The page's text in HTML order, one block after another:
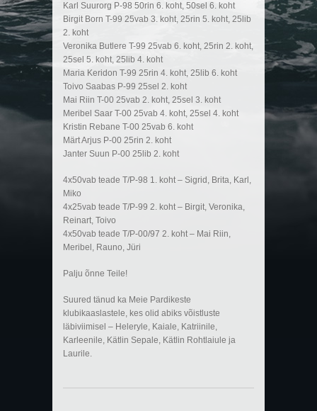
Karl Suurorg P-98 50rin 6. koht, 50sel 6. koht
Birgit Born T-99 25vab 3. koht, 25rin 5. koht, 25lib
2. koht
Veronika Butlere T-99 25vab 6. koht, 25rin 2. koht,
25sel 5. koht, 25lib 4. koht
Maria Keridon T-99 25rin 4. koht, 25lib 6. koht
Toivo Saabas P-99 25sel 2. koht
Mai Riin T-00 25vab 2. koht, 25sel 3. koht
Meribel Saar T-00 25vab 4. koht, 25sel 4. koht
Kristin Rebane T-00 25vab 6. koht
Märt Arjus P-00 25rin 2. koht
Janter Suun P-00 25lib 2. koht
4x50vab teade T/P-98 1. koht – Sigrid, Brita, Karl,
Miko
4x25vab teade T/P-99 2. koht – Birgit, Veronika,
Reinart, Toivo
4x50vab teade T/P-00/97 2. koht – Mai Riin,
Meribel, Rauno, Jüri
Palju õnne Teile!
Suured tänud ka Meie Pardikeste
klubikaaslastele, kes olid abiks võistluste
läbiviimisel – Heleryle, Kaiale, Katriinile,
Karleenile, Kätlin Sepale, Kätlin Rohtlaiule ja
Laurile.